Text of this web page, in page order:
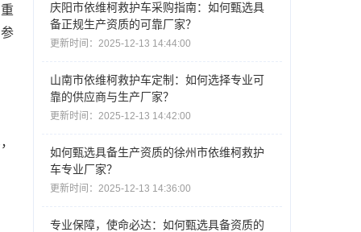
庆阳市依维柯救护车采购指南：如何甄选具
备正规生产资质的可靠厂家？
更新时间：2025-12-13 14:44:00
山南市依维柯救护车定制：如何选择专业可
靠的供应商与生产厂家？
更新时间：2025-12-13 14:42:00
如何甄选具备生产资质的徐州市依维柯救护
车专业厂家？
更新时间：2025-12-13 14:36:00
专业保障，使命必达：如何甄选具备资质的